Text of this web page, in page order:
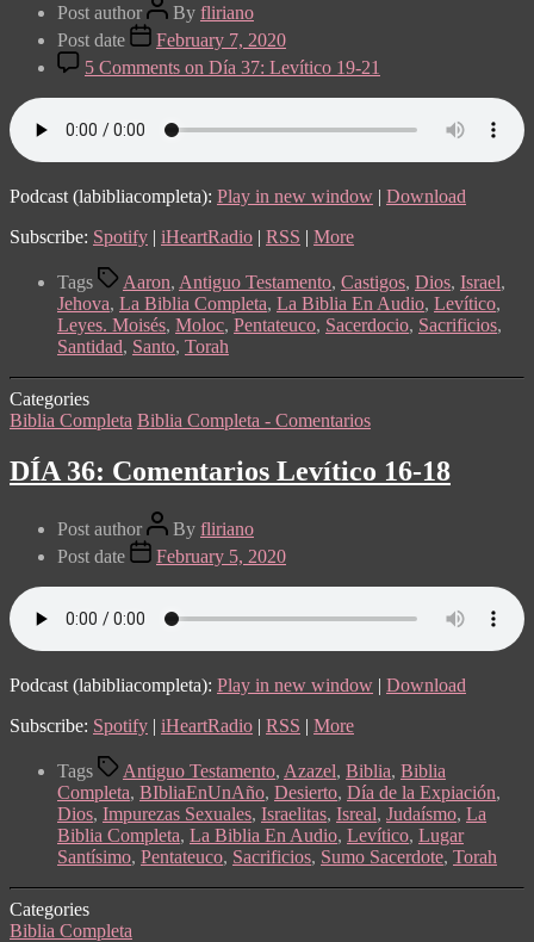
Post author By fliriano
Post date
February 7, 2020
5 Comments on Día 37: Levítico 19-21
Podcast (labibliacompleta): Play in new window | Download
Subscribe: Spotify | iHeartRadio | RSS | More
Tags Aaron, Antiguo Testamento, Castigos, Dios, Israel,
Jehova, La Biblia Completa, La Biblia En Audio, Levítico,
Leyes. Moisés, Moloc, Pentateuco, Sacerdocio, Sacrificios,
Santidad, Santo, Torah
Categories
Biblia Completa Biblia Completa - Comentarios
DÍA 36: Comentarios Levítico 16-18
Post author By fliriano
Post date
February 5, 2020
Podcast (labibliacompleta): Play in new window | Download
Subscribe: Spotify | iHeartRadio | RSS | More
Tags Antiguo Testamento, Azazel, Biblia, Biblia
Completa, BIbliaEnUnAño, Desierto, Día de la Expiación,
Dios, Impurezas Sexuales, Israelitas, Isreal, Judaísmo, La
Biblia Completa, La Biblia En Audio, Levítico, Lugar
Santísimo, Pentateuco, Sacrificios, Sumo Sacerdote, Torah
Categories
Biblia Completa